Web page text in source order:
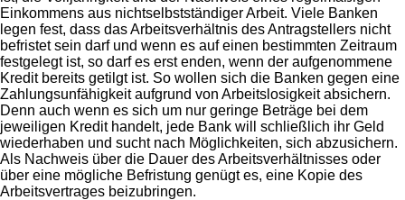
Einkommens aus nichtselbstständiger Arbeit. Viele Banken
legen fest, dass das Arbeitsverhältnis des Antragstellers nicht
befristet sein darf und wenn es auf einen bestimmten Zeitraum
festgelegt ist, so darf es erst enden, wenn der aufgenommene
Kredit bereits getilgt ist. So wollen sich die Banken gegen eine
Zahlungsunfähigkeit aufgrund von Arbeitslosigkeit absichern.
Denn auch wenn es sich um nur geringe Beträge bei dem
jeweiligen Kredit handelt, jede Bank will schließlich ihr Geld
wiederhaben und sucht nach Möglichkeiten, sich abzusichern.
Als Nachweis über die Dauer des Arbeitsverhältnisses oder
über eine mögliche Befristung genügt es, eine Kopie des
Arbeitsvertrages beizubringen.